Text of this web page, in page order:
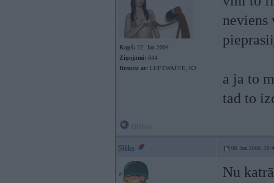
Kopš: 22. Jan 2004
Ziņojumi: 844
Braucu ar: LUFTWAFFE, K3
neviens
a ja to
tad to
Sliks 06. Jan 2006,
Nu